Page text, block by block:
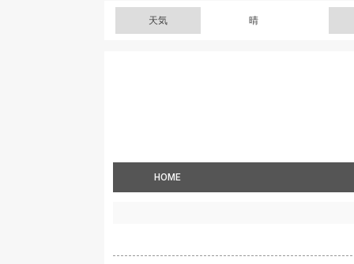
天気 晴
HOME